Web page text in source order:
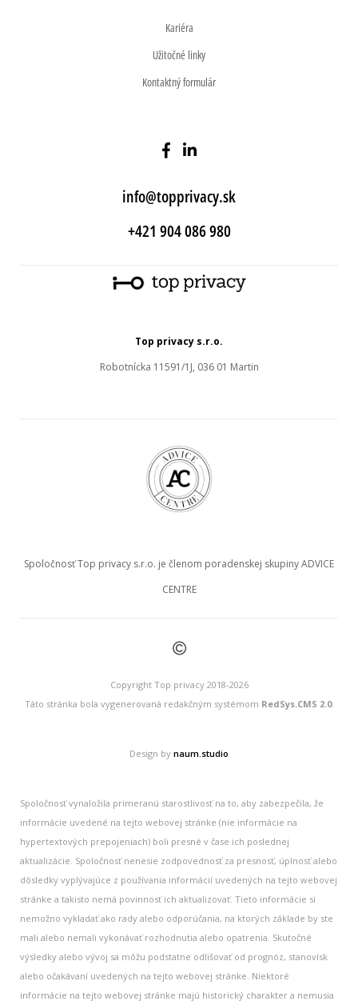
Kariéra
Užitočné linky
Kontaktný formulár
info@topprivacy.sk
+421 904 086 980
Top privacy s.r.o.
Robotnícka 11591/1J, 036 01 Martin
Spoločnosť Top privacy s.r.o. je členom poradenskej skupiny ADVICE
CENTRE
©
Copyright Top privacy 2018-2026
Táto stránka bola vygenerovaná redakčným systémom RedSys.CMS 2.0.
Design by naum.studio
Spoločnosť vynaložila primeranú starostlivosť na to, aby zabezpečila, že
informácie uvedené na tejto webovej stránke (nie informácie na
hypertextových prepojeniach) boli presné v čase ich poslednej
aktualizácie. Spoločnosť nenesie zodpovednosť za presnosť, úplnosť alebo
dôsledky vyplývajúce z používania informácií uvedených na tejto webovej
stránke a takisto nemá povinnosť ich aktualizovať. Tieto informácie si
nemožno vykladať ako rady alebo odporúčania, na ktorých základe by ste
mali alebo nemali vykonávať rozhodnutia alebo opatrenia. Skutočné
výsledky alebo vývoj sa môžu podstatne odlišovať od prognóz, stanovísk
alebo očakávaní uvedených na tejto webovej stránke. Niektoré
informácie na tejto webovej stránke majú historický charakter a nemusia